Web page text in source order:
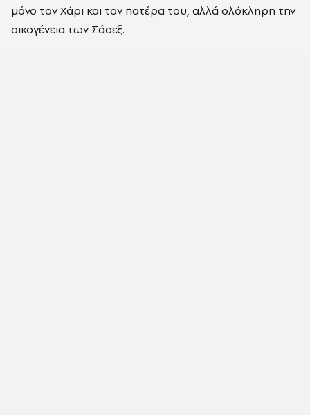
μόνο τον Χάρι και τον πατέρα του, αλλά ολόκληρη την
οικογένεια των Σάσεξ.